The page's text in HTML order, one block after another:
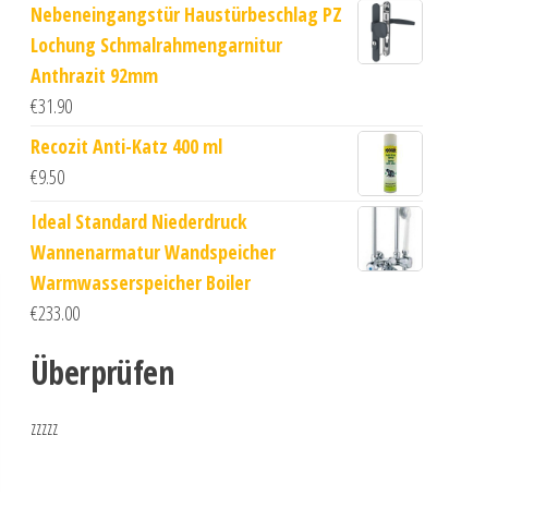
Nebeneingangstür Haustürbeschlag PZ
Lochung Schmalrahmengarnitur
Anthrazit 92mm
€31.90
Recozit Anti-Katz 400 ml
€9.50
Ideal Standard Niederdruck
Wannenarmatur Wandspeicher
Warmwasserspeicher Boiler
€233.00
Überprüfen
zzzzz